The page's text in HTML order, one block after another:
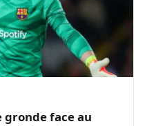
gronde face au